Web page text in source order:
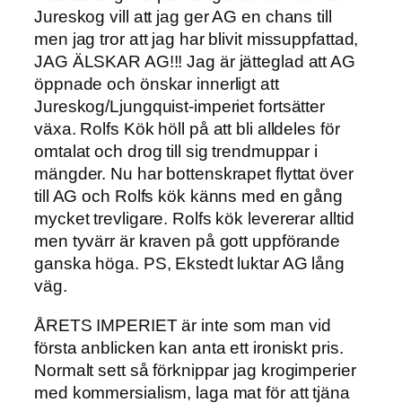
Jureskog vill att jag ger AG en chans till
men jag tror att jag har blivit missuppfattad,
JAG ÄLSKAR AG!!! Jag är jätteglad att AG
öppnade och önskar innerligt att
Jureskog/Ljungquist-imperiet fortsätter
växa. Rolfs Kök höll på att bli alldeles för
omtalat och drog till sig trendmuppar i
mängder. Nu har bottenskrapet flyttat över
till AG och Rolfs kök känns med en gång
mycket trevligare. Rolfs kök levererar alltid
men tyvärr är kraven på gott uppförande
ganska höga. PS, Ekstedt luktar AG lång
väg.
ÅRETS IMPERIET är inte som man vid
första anblicken kan anta ett ironiskt pris.
Normalt sett så förknippar jag krogimperier
med kommersialism, laga mat för att tjäna